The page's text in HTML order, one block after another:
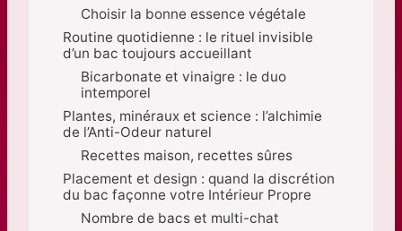
Choisir la bonne essence végétale
Routine quotidienne : le rituel invisible
d’un bac toujours accueillant
Bicarbonate et vinaigre : le duo
intemporel
Plantes, minéraux et science : l’alchimie
de l’Anti-Odeur naturel
Recettes maison, recettes sûres
Placement et design : quand la discrétion
du bac façonne votre Intérieur Propre
Nombre de bacs et multi-chat